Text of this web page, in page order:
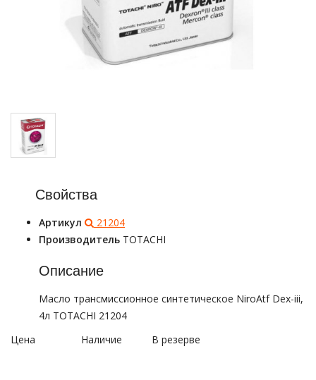
Свойства
Артикул
21204
Производитель TOTACHI
Описание
Масло трансмиссионное синтетическое NiroAtf Dex-iii,
4л TOTACHI 21204
Цена
Наличие В резерве